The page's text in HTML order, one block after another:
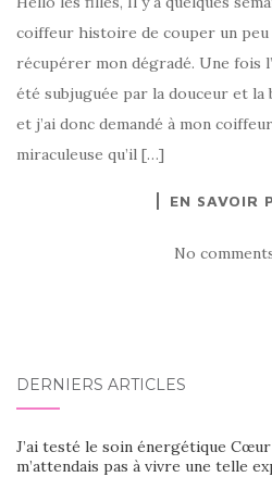
coiffeur histoire de couper un peu
récupérer mon dégradé. Une fois
été subjuguée par la douceur et la
et j’ai donc demandé à mon
miraculeuse qu’il […]
EN SAVOIR
No
DERNIERS ARTICLES
J’ai testé le soin énergétique
m’attendais pas à vivre une telle